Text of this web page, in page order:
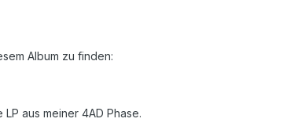
Album zu finden:
aus meiner 4AD Phase.